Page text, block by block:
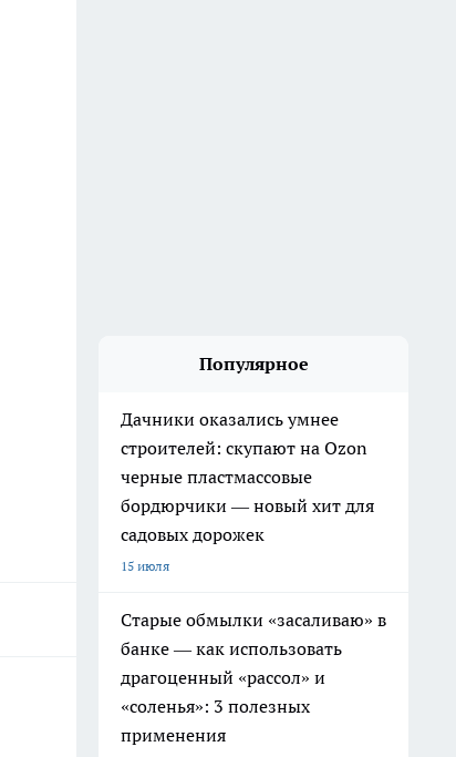
Популярное
Дачники оказались умнее
строителей: скупают на Ozon
черные пластмассовые
бордюрчики — новый хит для
садовых дорожек
15 июля
Старые обмылки «засаливаю» в
банке — как использовать
драгоценный «рассол» и
«соленья»: 3 полезных
применения